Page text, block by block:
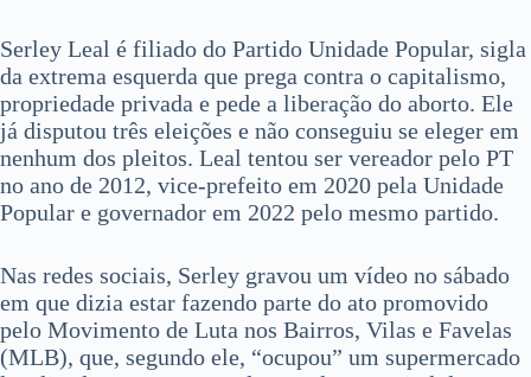
Serley Leal é filiado do Partido Unidade Popular, sigla
da extrema esquerda que prega contra o capitalismo,
propriedade privada e pede a liberação do aborto. Ele
já disputou três eleições e não conseguiu se eleger em
nenhum dos pleitos. Leal tentou ser vereador pelo PT
no ano de 2012, vice-prefeito em 2020 pela Unidade
Popular e governador em 2022 pelo mesmo partido.
Nas redes sociais, Serley gravou um vídeo no sábado
em que dizia estar fazendo parte do ato promovido
pelo Movimento de Luta nos Bairros, Vilas e Favelas
(MLB), que, segundo ele, “ocupou” um supermercado